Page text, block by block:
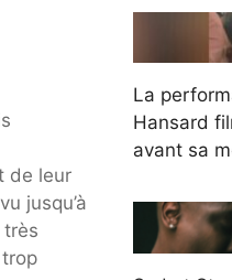
de leur
jusqu’à
très
La
Hansard
avant sa